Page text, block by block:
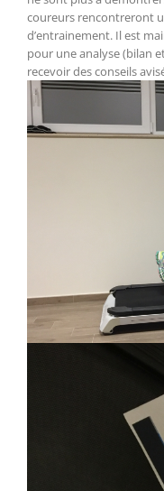
coureurs rencontreront
d’entrainement. Il est
pour une analyse (bilan
recevoir des conseils